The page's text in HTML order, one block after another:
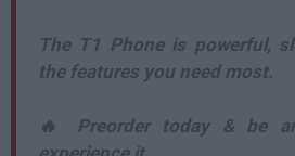
The T1 Phone is powerful,
the features you need most.
🔥 Preorder today & be